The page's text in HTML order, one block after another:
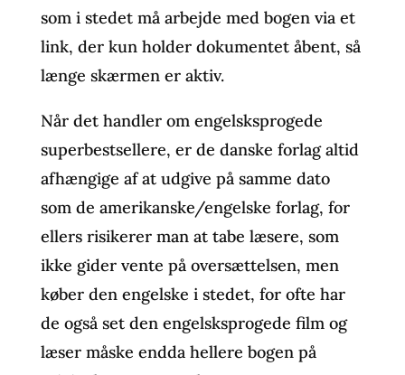
som i stedet må arbejde med bogen via et
link, der kun holder dokumentet åbent, så
længe skærmen er aktiv.
Når det handler om engelsksprogede
superbestsellere, er de danske forlag altid
afhængige af at udgive på samme dato
som de amerikanske/engelske forlag, for
ellers risikerer man at tabe læsere, som
ikke gider vente på oversættelsen, men
køber den engelske i stedet, for ofte har
de også set den engelsksprogede film og
læser måske endda hellere bogen på